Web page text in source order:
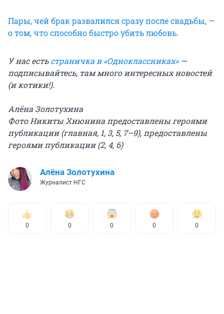
Пары, чей брак развалился сразу после свадьбы, —
о том, что способно быстро убить любовь.
У нас естьстраничка в «Одноклассниках»—
подписывайтесь, там много интересных новостей
(и котики!).
Алёна Золотухина
Фото Никиты Хнюнина предоставлены героями
публикации (главная, 1, 3, 5, 7–9), предоставлены
героями публикации (2, 4, 6)
Алёна Золотухина
Журналист НГС
0 0 0 0 0